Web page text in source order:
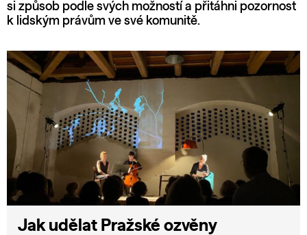
si způsob podle svých možností a přitáhni pozornost
k lidským právům ve své komunitě.
Jak udělat Pražské ozvěny